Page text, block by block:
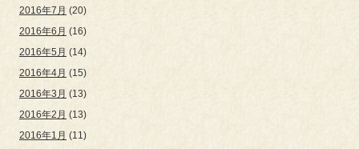
2016年7月 (20)
2016年6月 (16)
2016年5月 (14)
2016年4月 (15)
2016年3月 (13)
2016年2月 (13)
2016年1月 (11)